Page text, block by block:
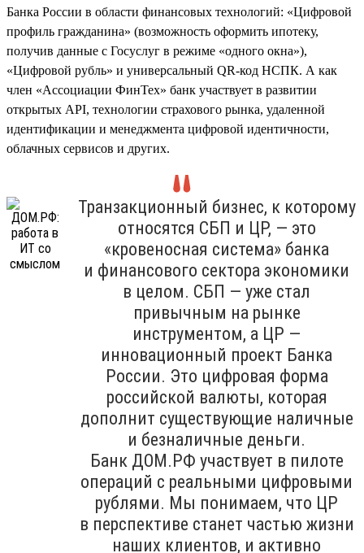
Банка России в области финансовых технологий: «Цифровой
профиль гражданина» (возможность оформить ипотеку,
получив данные с Госуслуг в режиме «одного окна»),
«Цифровой рубль» и универсальный QR-код НСПК. А как
член «Ассоциации ФинТех» банк участвует в развитии
открытых API, технологии страхового рынка, удаленной
идентификации и менеджмента цифровой идентичности,
облачных сервисов и других.
Транзакционный бизнес, к которому
относятся СБП и ЦР, — это
«кровеносная система» банка
и финансового сектора экономики
в целом. СБП — уже стал
привычным на рынке
инструментом, а ЦР —
инновационный проект Банка
России. Это цифровая форма
российской валюты, которая
дополнит существующие наличные
и безналичные деньги.
Банк ДОМ.РФ участвует в пилоте
операций с реальными цифровыми
рублями. Мы понимаем, что ЦР
в перспективе станет частью жизни
наших клиентов, и активно